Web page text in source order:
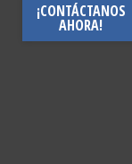
¡CONTÁCTANOS
AHORA!